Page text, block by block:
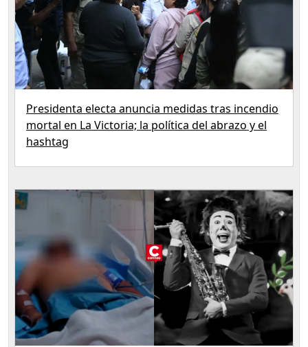
Presidenta electa anuncia medidas tras incendio
mortal en La Victoria; la política del abrazo y el
hashtag